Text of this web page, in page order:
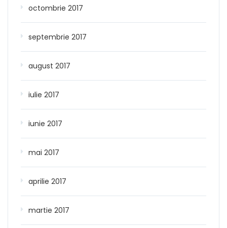
octombrie 2017
septembrie 2017
august 2017
iulie 2017
iunie 2017
mai 2017
aprilie 2017
martie 2017